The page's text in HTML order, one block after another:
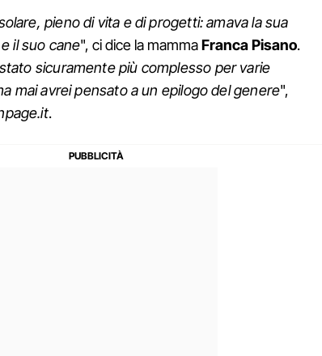
pieno di vita e di progetti: amava la sua
il suo cane", ci dice la mammaFranca Pisano.
sicuramente più complesso per varie
mai avrei pensato a un epilogo del genere",
.